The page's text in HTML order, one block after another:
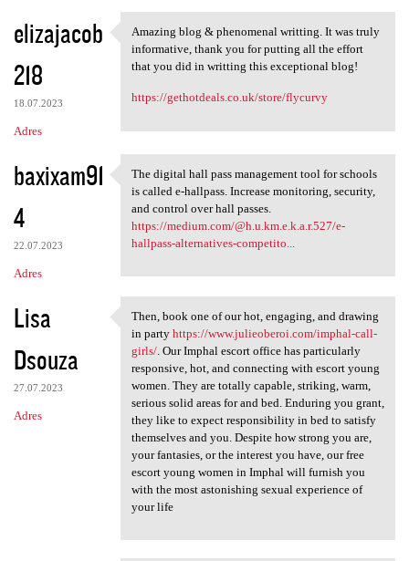
elizajacob
218
18.07.2023
Adres
Amazing blog & phenomenal
Amazing blog & phenomenal writting. It was truly
informative, thank you for putting all the effort
that you did in writting this exceptional blog!
https://gethotdeals.co.uk/store/flycurvy
baxixam91
4
22.07.2023
Adres
The digital hall pass
The digital hall pass management tool for schools
is called e-hallpass. Increase monitoring, security,
and control over hall passes.
https://medium.com/@h.u.km.e.k.a.r.527/e-
hallpass-alternatives-competito...
Lisa
Dsouza
27.07.2023
Adres
Then, book one of our hot,
Then, book one of our hot, engaging, and drawing
in party https://www.julieoberoi.com/imphal-call-
girls/. Our Imphal escort office has particularly
responsive, hot, and connecting with escort young
women. They are totally capable, striking, warm,
serious solid areas for and bed. Enduring you grant,
they like to expect responsibility in bed to satisfy
themselves and you. Despite how strong you are,
your fantasies, or the interest you have, our free
escort young women in Imphal will furnish you
with the most astonishing sexual experience of
your life